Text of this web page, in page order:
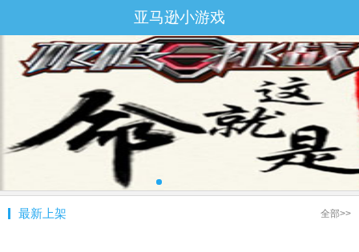
亚马逊小游戏
全部>>
最新上架